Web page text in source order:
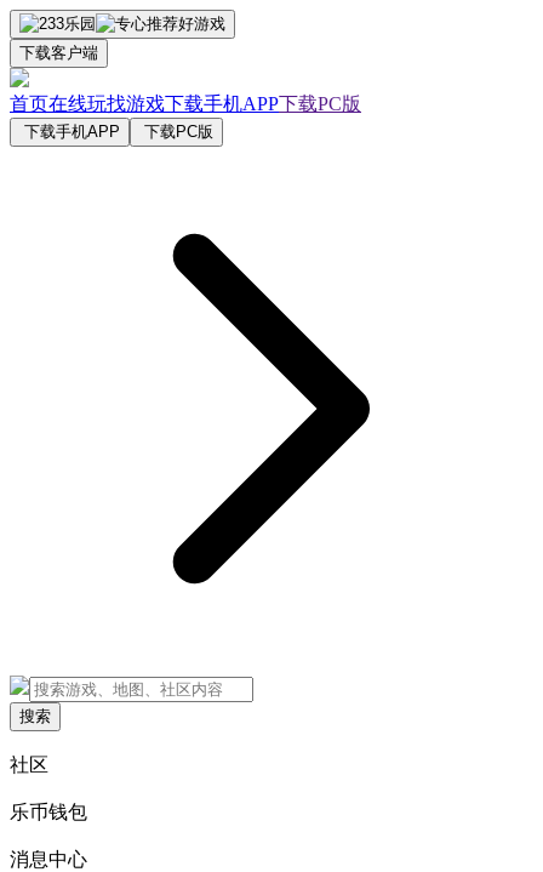
下载客户端
首页在线玩找游戏下载手机APP下载PC版
下载手机APP 下载PC版
搜索
社区
乐币钱包
消息中心